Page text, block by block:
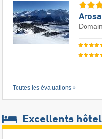
Toutes les évaluations
Excellents